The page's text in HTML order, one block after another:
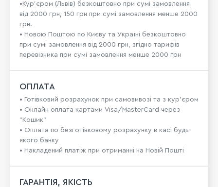
•Кур'єром (Львів) безкоштовно при сумі замовлення
від 2000 грн, 150 грн при сумі замовлення менше 2000
грн.
• Новою Поштою по Києву та Україні безкоштовно
при сумі замовлення від 2000 грн, згідно тарифів
перевізника при сумі замовлення менше 2000 грн
ОПЛАТА
• Готівковий розрахунок при самовивозі та з кур’єром
• Онлайн оплата картами Visa/MasterCard через
"Кошик"
• Оплата по безготівковому розрахунку в касі будь-
якого банку
• Накладений платіж при отриманні на Новій Пошті
ГАРАНТІЯ, ЯКІСТЬ